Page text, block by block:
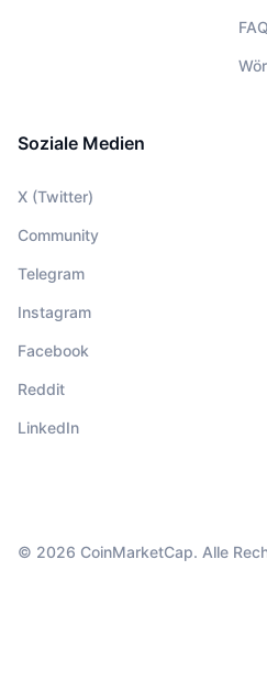
FAQ
Soziale Medien
X (Twitter)
Community
Telegram
Instagram
Facebook
Reddit
LinkedIn
© 2026 CoinMarketCap. Alle